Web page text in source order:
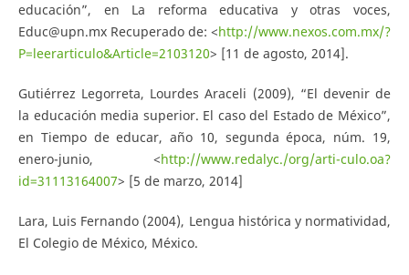
educación”, en La reforma educativa y otras voces,
Educ@upn.mx Recuperado de: <http://www.nexos.com.mx/?
P=leerarticulo&Article=2103120> [11 de agosto, 2014].
Gutiérrez Legorreta, Lourdes Araceli (2009), “El devenir de
la educación media superior. El caso del Estado de México”,
en Tiempo de educar, año 10, segunda época, núm. 19,
enero-junio, <http://www.redalyc./org/arti-culo.oa?
id=31113164007> [5 de marzo, 2014]
Lara, Luis Fernando (2004), Lengua histórica y normatividad,
El Colegio de México, México.